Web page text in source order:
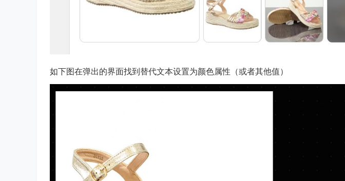
如下图在弹出的界面找到替代文本设置为颜色属性（或者其他值）